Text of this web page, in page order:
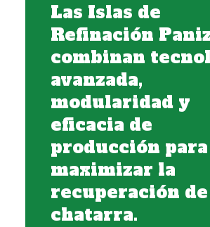
Las Islas de
Refinación
combinan
avanzada,
modularidad y
eficacia de
producción para
maximizar la
recuperación de
chatarra.